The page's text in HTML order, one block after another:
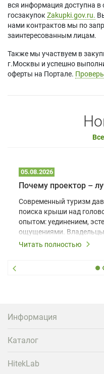
вся информация доступна в
госзакупок Zakupki.gov.ru.
нами контрактов мы по
заинтересованным лицам.
Также мы участвуем в
г.Москвы и успешно
оферты на Портале.
05.08.2026
Современный туризм
поиска крыши над
опытом: уединением,
ощущениями. Владельцы
шале понимают, что
вернуться и поделиться
проектора.
Читать полностью
Информация
Каталог
HitekLab